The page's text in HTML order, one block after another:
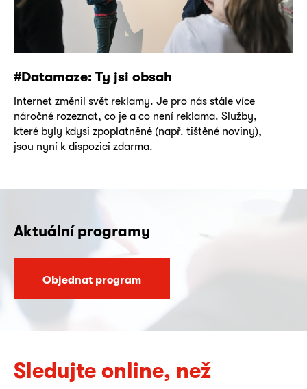
#Datamaze: Ty jsi obsah
Internet změnil svět reklamy. Je pro nás stále více
náročné rozeznat, co je a co není reklama. Služby,
které byly kdysi zpoplatněné (např. tištěné noviny),
jsou nyní k dispozici zdarma.
Aktuální programy
Objednat program
Sledujte online, než